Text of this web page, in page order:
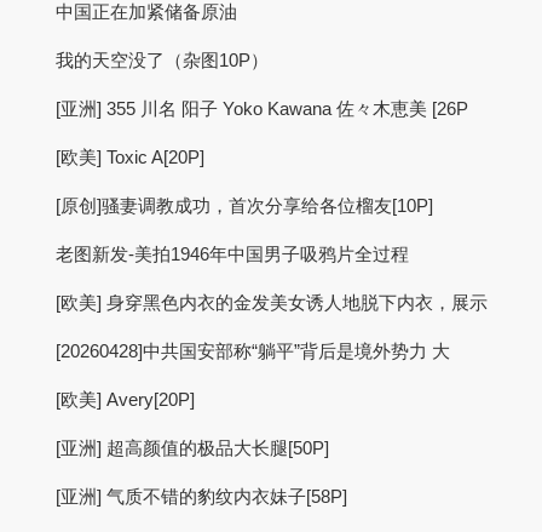
中国正在加紧储备原油
我的天空没了（杂图10P）
[亚洲] 355 川名 阳子 Yoko Kawana 佐々木恵美 [26P
[欧美] Toxic A[20P]
[原创]骚妻调教成功，首次分享给各位榴友[10P]
老图新发-美拍1946年中国男子吸鸦片全过程
[欧美] 身穿黑色内衣的金发美女诱人地脱下内衣，展示
[20260428]中共国安部称“躺平”背后是境外势力 大
[欧美] Avery[20P]
[亚洲] 超高颜值的极品大长腿[50P]
[亚洲] 气质不错的豹纹内衣妹子[58P]